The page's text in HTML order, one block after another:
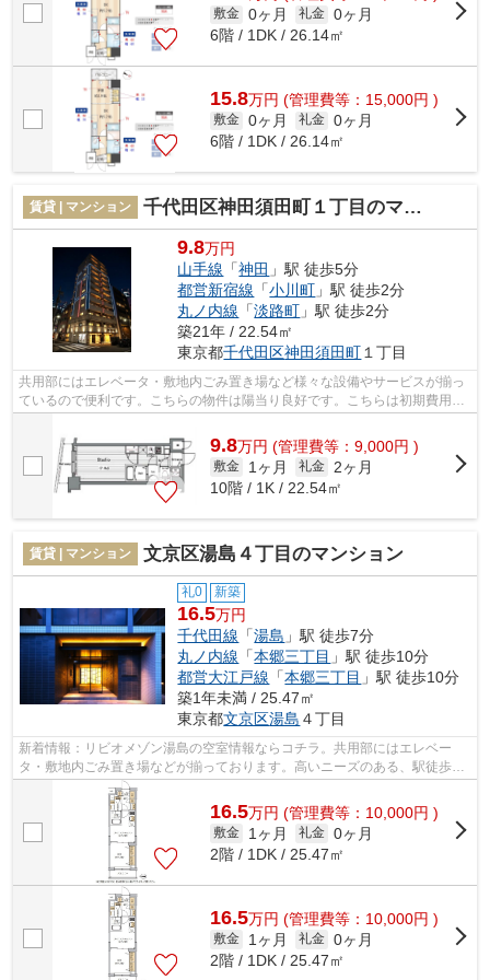
敷金 0ヶ月 礼金 0ヶ月
6階 / 1DK / 26.14㎡
15.8万円 (管理費等：15,000円 )
敷金 0ヶ月 礼金 0ヶ月
6階 / 1DK / 26.14㎡
賃貸 | マンション 千代田区神田須田町１丁目のマンション
9.8万円
山手線 「神田 」駅 徒歩5分
都営新宿線 「小川町 」駅 徒歩2分
丸ノ内線 「淡路町 」駅 徒歩2分
築21年 / 22.54㎡
東京都千代田区神田須田町１丁目
共用部にはエレベータ・敷地内ごみ置き場など様々な設備やサービスが揃っ
ているので便利です。こちらの物件は陽当り良好です。こちらは初期費用を
9.8万円 (管理費等：9,000円 )
敷金 1ヶ月 礼金
2ヶ月
10階 / 1K / 22.54㎡
賃貸 | マンション 文京区湯島４丁目のマンション
礼0 新築
16.5万円
千代田線 「湯島 」駅 徒歩7分
丸ノ内線 「本郷三丁目 」駅 徒歩10分
都営大江戸線 「本郷三丁目 」駅 徒歩10分
築1年未満 / 25.47㎡
東京都文京区湯島 ４丁目
新着情報：リビオメゾン湯島の空室情報ならコチラ。共用部にはエレベー
タ・敷地内ごみ置き場などが揃っております。高いニーズのある、駅徒歩7
分の物件です。2026年築の物件となってお...
16.5万円 (管理費等：10,000円 )
敷金 1ヶ月 礼金 0ヶ月
2階 / 1DK / 25.47㎡
16.5万円 (管理費等：10,000円 )
敷金 1ヶ月 礼金 0ヶ月
2階 / 1DK / 25.47㎡